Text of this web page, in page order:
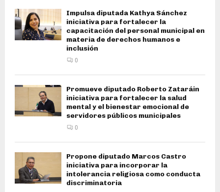
Impulsa diputada Kathya Sánchez
iniciativa para fortalecer la
capacitación del personal municipal en
materia de derechos humanos e
inclusión
0
Promueve diputado Roberto Zataráin
iniciativa para fortalecer la salud
mental y el bienestar emocional de
servidores públicos municipales
0
Propone diputado Marcos Castro
iniciativa para incorporar la
intolerancia religiosa como conducta
discriminatoria